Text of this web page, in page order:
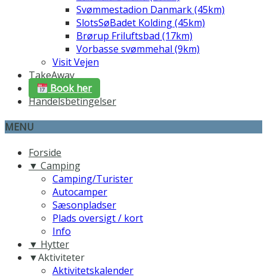
Svømmestadion Danmark (45km)
SlotsSøBadet Kolding (45km)
Brørup Friluftsbad (17km)
Vorbasse svømmehal (9km)
Visit Vejen
TakeAway
Book her
Handelsbetingelser
MENU
Forside
▼ Camping
Camping/Turister
Autocamper
Sæsonpladser
Plads oversigt / kort
Info
▼ Hytter
▼Aktiviteter
Aktivitetskalender